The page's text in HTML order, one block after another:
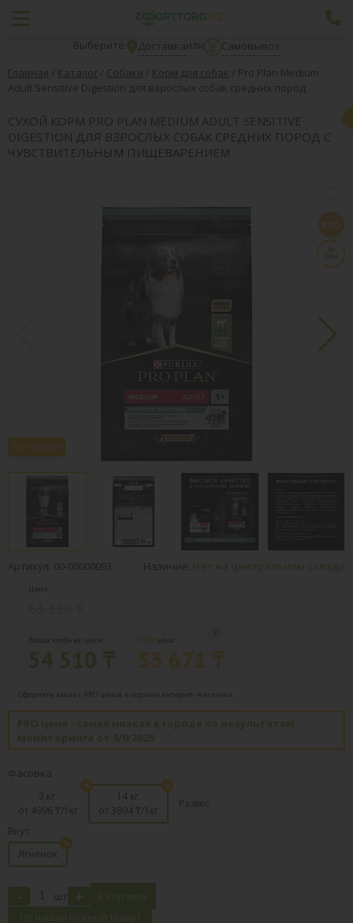
Выберите: Доставкаили
Самовывоз
Главная / Каталог / Собаки / Корм для собак / Pro Plan Medium
Adult Sensitive Digestion для взрослых собак средних пород
СУХОЙ КОРМ PRO PLAN MEDIUM ADULT SENSITIVE
DIGESTION ДЛЯ ВЗРОСЛЫХ СОБАК СРЕДНИХ ПОРОД С
ЧУВСТВИТЕЛЬНЫМ ПИЩЕВАРЕНИЕМ
Хит продаж
Артикул: 00-00000093 Наличие: Нет на центральном складе
Цена:
Ваша клубная цена: PRO цена:
53 671 ₸
Оформите заказ с PRO ценой в корзине интернет-магазина.
PRO цена - самая низкая в городе по результатам
мониторинга от 8/9/2026
Фасовка
3 кг.
от 4996 ₸/1кг
14 кг.
от 3894 ₸/1кг
Развес
Вкус
Ягненок
- шт + В корзину
Не нашли нужный товар?